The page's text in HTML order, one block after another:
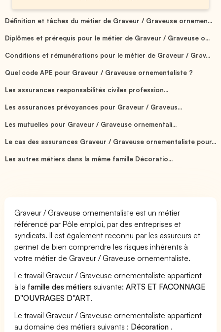
Définition et tâches du métier de Graveur / Graveuse ornemen...
Diplômes et prérequis pour le métier de Graveur / Graveuse o...
Conditions et rémunérations pour le métier de Graveur / Grav...
Quel code APE pour Graveur / Graveuse ornementaliste ?
Les assurances responsabilités civiles profession...
Les assurances prévoyances pour Graveur / Graveus...
Les mutuelles pour Graveur / Graveuse ornementali...
Le cas des assurances Graveur / Graveuse ornementaliste pour...
Les autres métiers dans la même famille Décoratio...
Graveur / Graveuse ornementaliste est un métier
référencé par Pôle emploi, par des entreprises et
syndicats. Il est également reconnu par les assureurs et
permet de bien comprendre les risques inhérents à
votre métier de Graveur / Graveuse ornementaliste.
Le travail Graveur / Graveuse ornementaliste appartient
à la famille des métiers suivante:ARTS ET FACONNAGE
D''OUVRAGES D''ART.
Le travail Graveur / Graveuse ornementaliste appartient
au domaine des métiers suivants : Décoration .